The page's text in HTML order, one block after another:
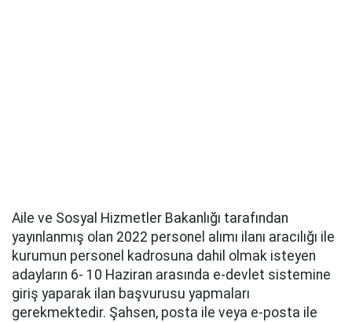
Aile ve Sosyal Hizmetler Bakanlığı tarafından
yayınlanmış olan 2022 personel alımı ilanı aracılığı ile
kurumun personel kadrosuna dahil olmak isteyen
adayların 6- 10 Haziran arasında e-devlet sistemine
giriş yaparak ilan başvurusu yapmaları
gerekmektedir. Şahsen, posta ile veya e-posta ile